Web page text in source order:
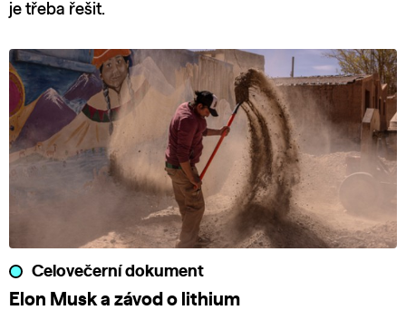
je třeba řešit.
Celovečerní dokument
Elon Musk a závod o lithium